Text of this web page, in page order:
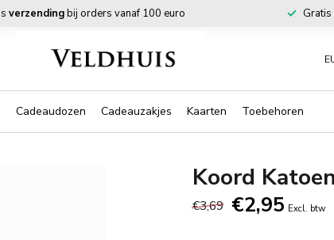
verzendingbij orders vanaf 100 euro Gratis
Cadeaudozen Cadeauzakjes Kaarten Toebehoren
Koord
€3,69 €2,95 Excl. btw